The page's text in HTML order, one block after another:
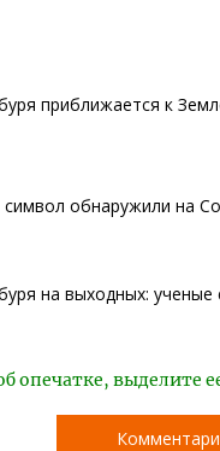
приближается к
символ обнаружили на
на выходных: ученые
опечатке, выделите